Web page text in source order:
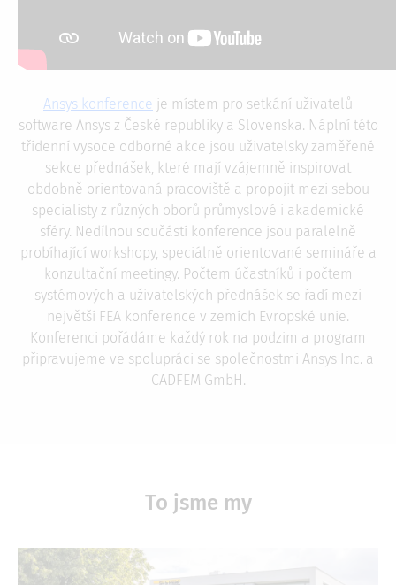
Ansys konference je místem pro setkání uživatelů
software Ansys z České republiky a Slovenska. Náplní této
třídenní vysoce odborné akce jsou uživatelsky zaměřené
sekce přednášek, které mají vzájemně inspirovat
obdobně orientovaná pracoviště a propojit mezi sebou
specialisty z různých oborů průmyslové i akademické
sféry. Nedílnou součástí konference jsou paralelně
probíhající workshopy, speciálně orientované semináře a
konzultační meetingy. Počtem účastníků i počtem
systémových a uživatelských přednášek se řadí mezi
největší FEA konference v zemích Evropské unie.
Konferenci pořádáme každý rok na podzim a program
připravujeme ve spolupráci se společnostmi Ansys Inc. a
CADFEM GmbH.
To jsme my